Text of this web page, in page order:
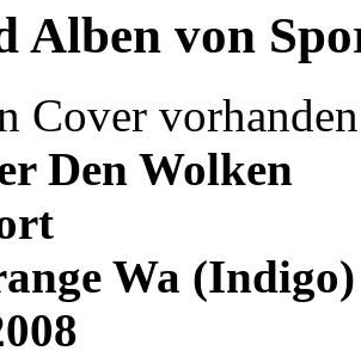
Alben von
Cover vorhanden
Den Wolken
Wa (Indigo)